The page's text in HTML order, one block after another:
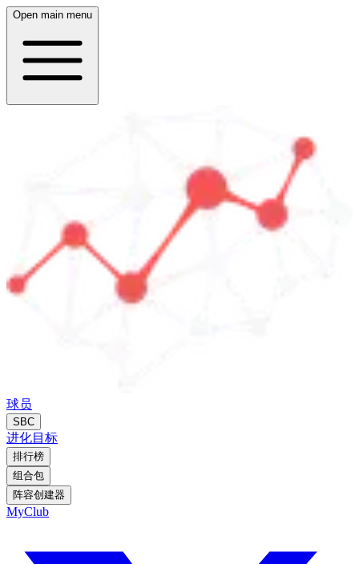
Open main menu
球员
SBC
进化目标
排行榜
组合包
阵容创建器
MyClub